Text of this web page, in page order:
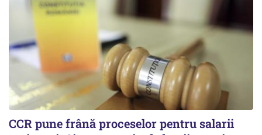
CCR pune frână proceselor pentru salarii